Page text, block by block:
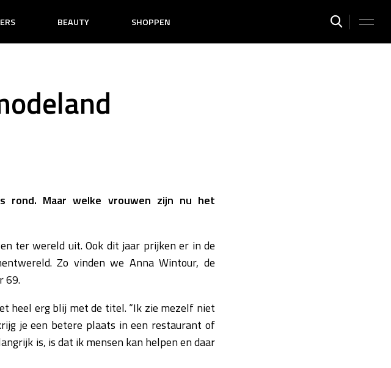
BEAUTY SHOPPEN
rond. Maar welke vrouwen zijn nu het
ter wereld uit. Ook dit jaar prijken er in de
Zo vinden we Anna Wintour, de
69.
heel erg blij met de titel. “Ik zie mezelf niet
je een betere plaats in een restaurant of
is, is dat ik mensen kan helpen en daar